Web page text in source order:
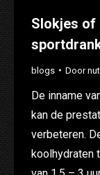
Slokjes of
blogs Door
De inname
kan de
verbeteren.
koolhydraten